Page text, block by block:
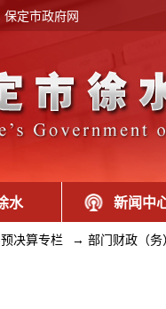
保定市政府网
水 新闻中
决算专栏 → 部门财政（务